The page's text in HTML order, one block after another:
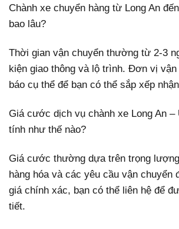
Chành xe chuyển hàng từ Long An
bao lâu?
Thời gian vận chuyển thường từ 2-3
kiện giao thông và lộ trình. Đơn vị
báo cụ thể để bạn có thể sắp xếp
Giá cước dịch vụ chành xe Long An –
tính như thế nào?
Giá cước thường dựa trên trọng
hàng hóa và các yêu cầu vận chuyển
giá chính xác, bạn có thể liên hệ để
tiết.